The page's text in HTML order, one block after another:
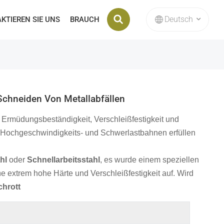
SIE UNS BRAUCH Deutsch
русский
italiano
español
Nederlands
Von Metallabfällen
Verschleißfestigkeit und
und Schwerlastbahnen erfüllen
oder Schnellarbeitsstahl , es wurde einem speziellen
extrem hohe Härte und Verschleißfestigkeit auf. Wird